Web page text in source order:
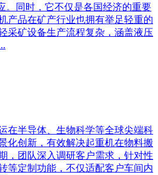
。同时，它不仅是各国经济的重要
产品在矿产行业也拥有举足轻重的
采矿设备生产流程复杂，涵盖液压
在半导体、生物科学等全球尖端科
化创新，有效解决起重机在物料搬
，团队深入调研客户需求，针对性
等定制功能，不仅适配客户车间内